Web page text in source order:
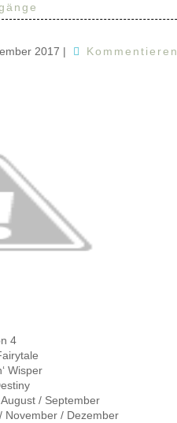
2017 | Kommentieren
4
Wisper
/ September
November / Dezember